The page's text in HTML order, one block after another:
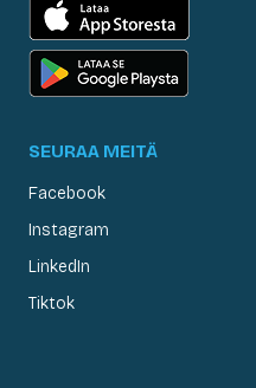
SEURAA MEITÄ
Facebook
Instagram
LinkedIn
Tiktok